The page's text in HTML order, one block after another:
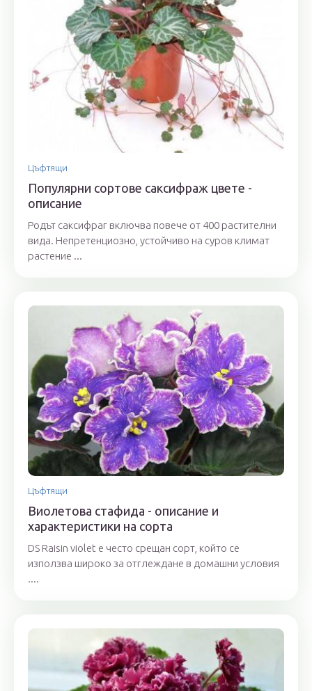
Цъфтящи
Популярни сортове саксифраж цвете -
описание
Родът саксифраг включва повече от 400 растителни
вида. Непретенциозно, устойчиво на суров климат
растение ...
Цъфтящи
Виолетова стафида - описание и
характеристики на сорта
DS Raisin violet е често срещан сорт, който се
използва широко за отглеждане в домашни условия
....